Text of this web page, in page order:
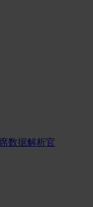
数据解析官